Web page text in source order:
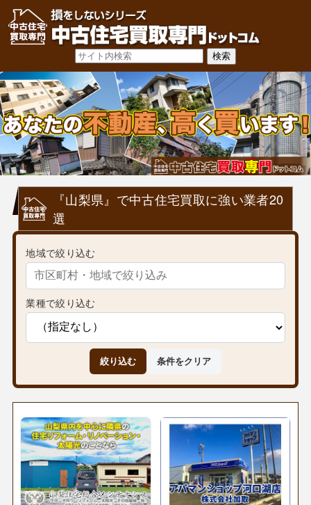
『山梨県』で中古住宅買取に強い業者20
選
地域で絞り込む
業種で絞り込む
絞り込む 条件をクリア